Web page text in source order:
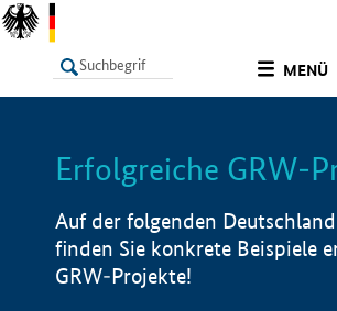
MENÜ
LISTE
Erfolgreiche GRW-
Auf der folgenden
finden Sie konkrete Beispiele
GRW-Projekte!